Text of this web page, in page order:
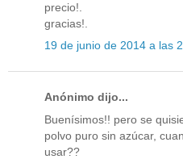
precio!.
gracias!.
19 de junio de 2014 a las
Anónimo dijo...
Buenísimos!! pero se
polvo puro sin azúcar,
usar??